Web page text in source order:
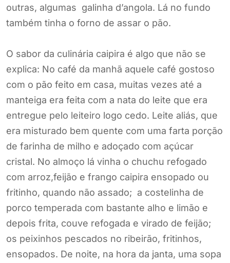
outras, algumas galinha d’angola. Lá no fundo
também tinha o forno de assar o pão.
O sabor da culinária caipira é algo que não se
explica: No café da manhã aquele café gostoso
com o pão feito em casa, muitas vezes até a
manteiga era feita com a nata do leite que era
entregue pelo leiteiro logo cedo. Leite aliás, que
era misturado bem quente com uma farta porção
de farinha de milho e adoçado com açúcar
cristal. No almoço lá vinha o chuchu refogado
com arroz,feijão e frango caipira ensopado ou
fritinho, quando não assado; a costelinha de
porco temperada com bastante alho e limão e
depois frita, couve refogada e virado de feijão;
os peixinhos pescados no ribeirão, fritinhos,
ensopados. De noite, na hora da janta, uma sopa